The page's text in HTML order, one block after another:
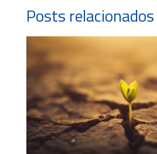
Posts relacionados